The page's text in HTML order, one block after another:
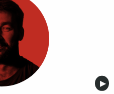
▶︎